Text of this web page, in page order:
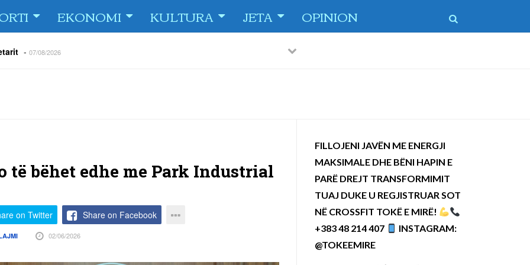
EKONOMI KULTURA JETA OPINION
Fiorin e San Marinos, duke i shënuar katër gola në pjesëlojën e dytë -
portofolin me dokumente dhe të holla
PreviousNext
të bëhet edhe me Park Industrial
on Twitter Share on Facebook
02/06/2026
FILLOJENI JAVËN ME ENERGJI
MAKSIMALE DHE BËNI HAPIN E
PARË DREJT TRANSFORMIMIT
TUAJ DUKE U REGJISTRUAR SOT
NË CROSSFIT TOKË E MIRË!
+383 48 214 407
INSTAGRAM:
@TOKEEMIRE